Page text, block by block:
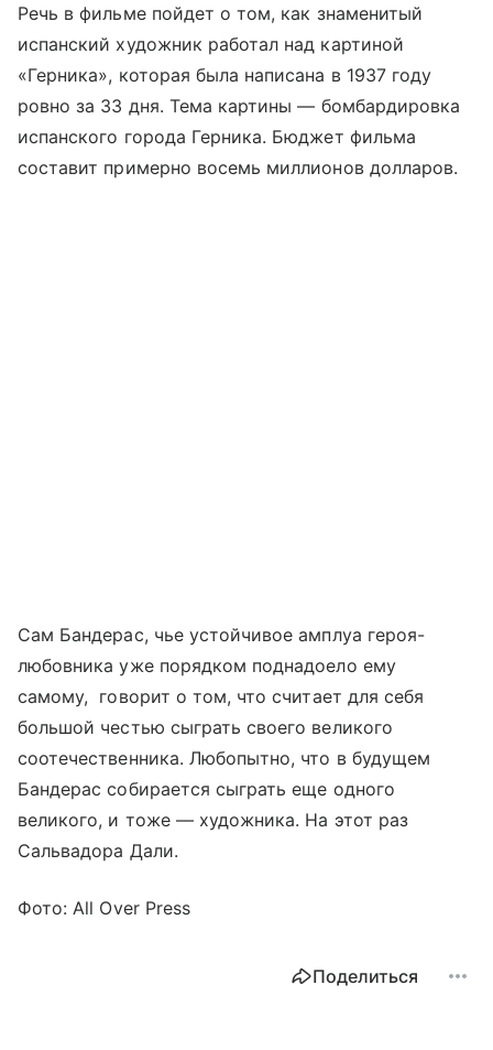
Речь в фильме пойдет о том, как знаменитый
испанский художник работал над картиной
«Герника», которая была написана в 1937 году
ровно за 33 дня. Тема картины — бомбардировка
испанского города Герника. Бюджет фильма
составит примерно восемь миллионов долларов.
Сам Бандерас, чье устойчивое амплуа героя-
любовника уже порядком поднадоело ему
самому, говорит о том, что считает для себя
большой честью сыграть своего великого
соотечественника. Любопытно, что в будущем
Бандерас собирается сыграть еще одного
великого, и тоже — художника. На этот раз
Сальвадора Дали.
Фото: All Over Press
Поделиться